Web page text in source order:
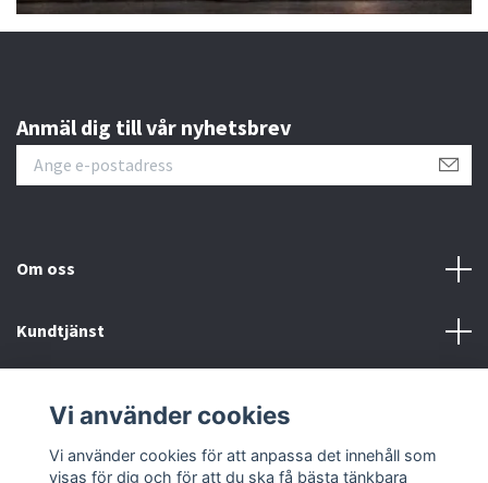
Anmäl dig till vår nyhetsbrev
Om oss
Kundtjänst
Sociala medier
Vi använder cookies
Vi använder cookies för att anpassa det innehåll som
visas för dig och för att du ska få bästa tänkbara